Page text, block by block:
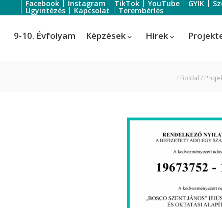
Facebook Instagram TikTok YouTube GYIK
Ügyintézés Kapcsolat Terembérlés
9-10. Évfolyam Képzések
képzés!
Hírek
Főoldal